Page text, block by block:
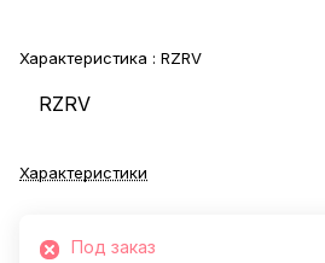
Характеристика : RZRV
RZRV
Характеристики
Под заказ